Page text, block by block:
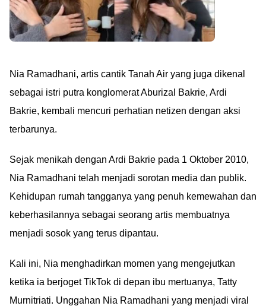
Nia Ramadhani, artis cantik Tanah Air yang juga dikenal
sebagai istri putra konglomerat Aburizal Bakrie, Ardi
Bakrie, kembali mencuri perhatian netizen dengan aksi
terbarunya.
Sejak menikah dengan Ardi Bakrie pada 1 Oktober 2010,
Nia Ramadhani telah menjadi sorotan media dan publik.
Kehidupan rumah tangganya yang penuh kemewahan dan
keberhasilannya sebagai seorang artis membuatnya
menjadi sosok yang terus dipantau.
Kali ini, Nia menghadirkan momen yang mengejutkan
ketika ia berjoget TikTok di depan ibu mertuanya, Tatty
Murnitriati. Unggahan Nia Ramadhani yang menjadi viral